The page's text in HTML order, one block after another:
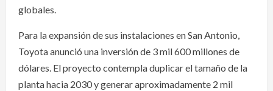
globales.
Para la expansión de sus instalaciones en San Antonio,
Toyota anunció una inversión de 3 mil 600 millones de
dólares. El proyecto contempla duplicar el tamaño de la
planta hacia 2030 y generar aproximadamente 2 mil